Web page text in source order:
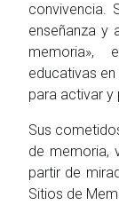
convivencia.
enseñanza y
memoria»,
educativas
para activar
Sus
de memoria,
partir de
Sitios de